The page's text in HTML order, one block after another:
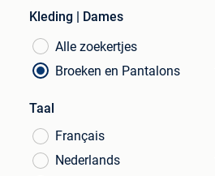
Kleding | Dames
Alle zoekertjes
Broeken en Pantalons
Taal
Français
Nederlands